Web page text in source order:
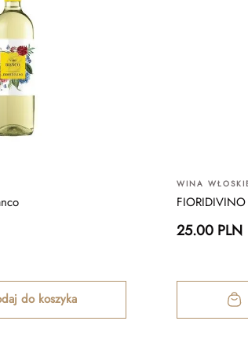
do koszyka
WINA
FIORIDIVINO
25.00 PLN